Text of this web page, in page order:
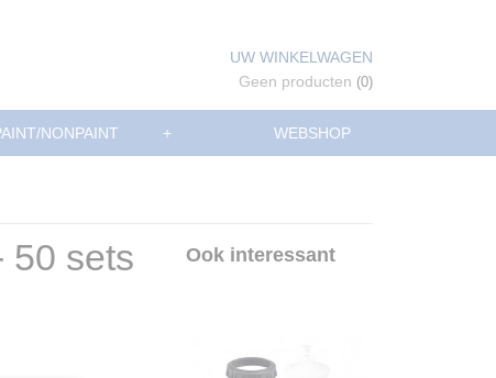
UW WINKELWAGEN
Geen producten (0)
WEBSHOP
NONPAINT +
50 sets
Ook interessant